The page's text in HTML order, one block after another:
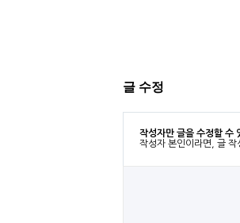
글 수정
작성자만 글을 수정할 수
작성자 본인이라면, 글